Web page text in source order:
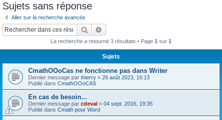
Sujets sans réponse
Aller sur la recherche avancée
Rechercher
La recherche a retourné 3 résultats • Page 1 sur 1
Sujets
CmathOOoCas ne fonctionne pas dans Writer
Dernier message par thierry « 26 août 2023, 16:13
Publié dans CmathOOoCAS
En cas de besoin...
Dernier message par cdeval « 04 sept. 2016, 19:35
Publié dans Cmath pour Word